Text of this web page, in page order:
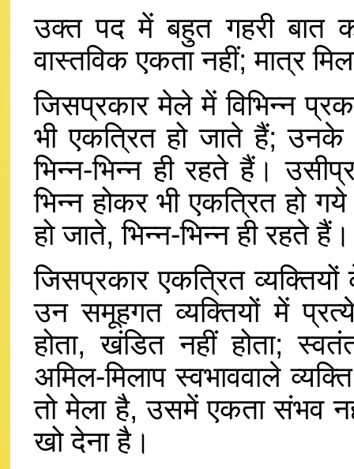
उक्त पद में बहुत गहरी बात
वास्तविक एकता नहीं; मात्र
जिसप्रकार मेले में विभिन्न
भी एकत्रित हो जाते हैं;
भिन्न-भिन्न ही रहते हैं।
भिन्न होकर भी एकत्रित हो
हो जाते, भिन्न-भिन्न ही रहते हैं।
जिसप्रकार एकत्रित
उन समूहगत व्यक्तियों में
होता, खंडित नहीं होता;
अमिल-मिलाप स्वभाववाले
तो मेला है, उसमें एकता संभव
खो देना है।